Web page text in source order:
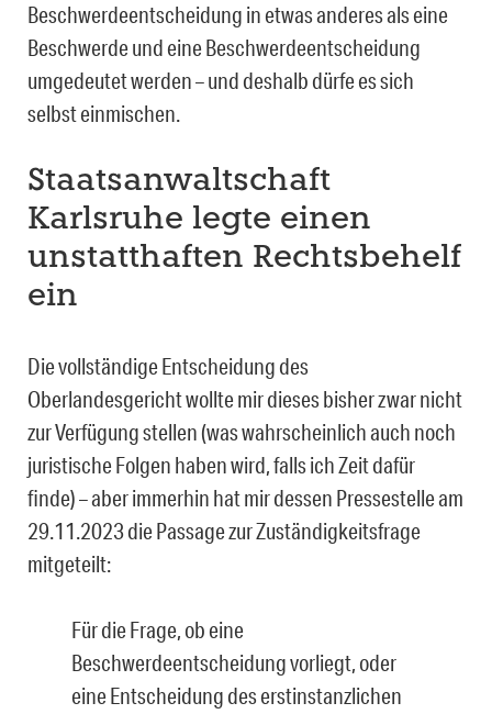
Beschwerdeentscheidung in etwas anderes als eine
Beschwerde und eine Be­schwerdeentscheidung
umgedeutet werden – und deshalb dürfe es sich
selbst einmi­schen.
Staatsanwaltschaft
Karlsruhe legte einen
unstatthaften Rechtsbehelf
ein
Die vollständige Entscheidung des
Oberlandesgericht wollte mir dieses bisher zwar nicht
zur Verfügung stellen (was wahrscheinlich auch noch
juristische Folgen haben wird, falls ich Zeit dafür
finde) – aber immerhin hat mir dessen Pressestelle am
29.11.2023 die Passage zur Zuständigkeitsfrage
mitgeteilt:
Für die Frage, ob eine
Beschwerdeentscheidung vorliegt, oder
eine Entscheidung des erstinstanzlichen